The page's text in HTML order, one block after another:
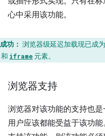
心中采用该功能。
成功： 浏览器级延迟加载现已成
和 iframe 元素。
浏览器支持
浏览器对该功能的支持也
用户应该都能受益于该功